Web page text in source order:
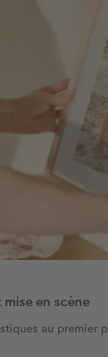
en scène
au premier